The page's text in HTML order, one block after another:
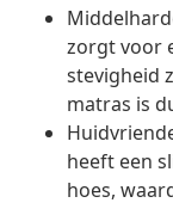
zorgt voor
stevigheid
matras is
heeft een
hoes,